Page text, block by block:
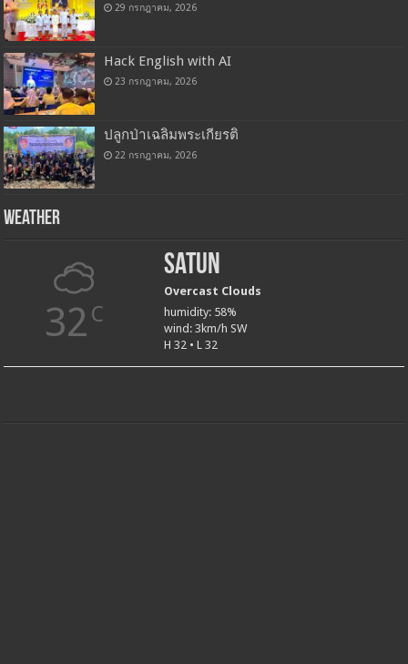
29 กรกฎาคม, 2026
Hack English with AI
23 กรกฎาคม, 2026
ปลูกป่าเฉลิมพระเกียรติ
22 กรกฎาคม, 2026
Weather
32 C
Satun
Overcast Clouds
humidity: 58%
wind: 3km/h SW
H 32 • L 32